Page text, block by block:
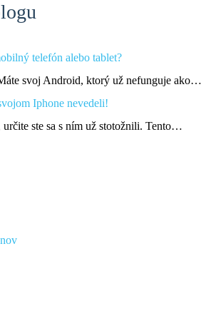
telefón alebo tablet?
svoj Android, ktorý už nefunguje ako…
Iphone nevedeli!
ste sa s ním už stotožnili. Tento…